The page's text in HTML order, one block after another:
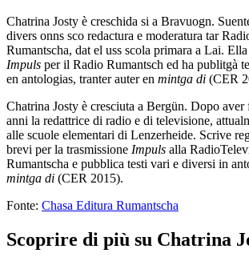
Chatrina Josty è creschida si a Bravuogn.
divers onns sco redactura e moderatura tar
Rumantscha, dat el uss scola primara a Lai.
Impuls per il Radio Rumantsch ed ha publitgà
en antologias, tranter auter en mintga di (CER
Chatrina Josty è cresciuta a Bergün. Dopo aver
anni la redattrice di radio e di televisione,
alle scuole elementari di Lenzerheide. Scrive
brevi per la trasmissione Impuls alla
Rumantscha e pubblica testi vari e diversi in
mintga di (CER 2015).
Fonte: Chasa Editura Rumantscha
Scoprire di più su Chatrina